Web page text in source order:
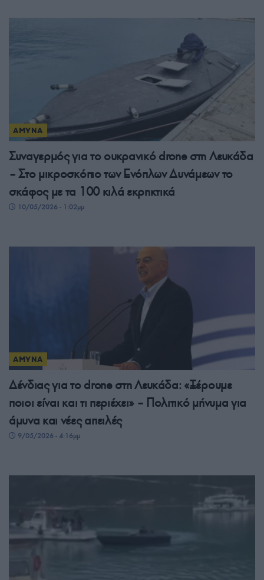
ΑΜΥΝΑ
Συναγερμός για το ουκρανικό drone στη Λευκάδα
– Στο μικροσκόπιο των Ενόπλων Δυνάμεων το
σκάφος με τα 100 κιλά εκρηκτικά
10/05/2026 - 1:02μμ
ΑΜΥΝΑ
Δένδιας για το drone στη Λευκάδα: «Ξέρουμε
ποιοι είναι και τι περιέχει» – Πολιτικό μήνυμα για
άμυνα και νέες απειλές
9/05/2026 - 4:16μμ